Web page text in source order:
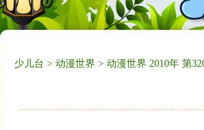
少儿台 > 动漫世界 > 动漫世界 2010年 第